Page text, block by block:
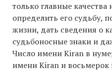
только главные качества
определить его судьбу,
жизни, дать сведения о
судьбоносные знаки и
Число имени Kiran в
имени Kiran и